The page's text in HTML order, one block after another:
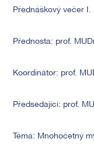
Přednáškový večer I.
Přednosta: prof.
Koordinátor: prof.
Předsedající: prof.
Téma: Mnohočetný